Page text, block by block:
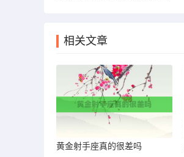
相关文章
黄金射手座真的很差吗